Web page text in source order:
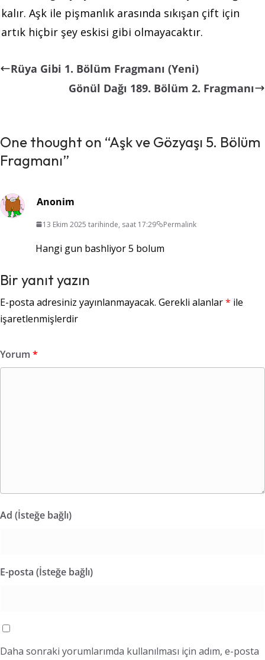
kalır. Aşk ile pişmanlık arasında sıkışan çift için
artık hiçbir şey eskisi gibi olmayacaktır.
Rüya Gibi 1. Bölüm Fragmanı (Yeni)
Gönül Dağı 189. Bölüm 2. Fragmanı
One thought on “Aşk ve Gözyaşı 5. Bölüm
Fragmanı”
Anonim
13 Ekim 2025 tarihinde, saat 17:29 Permalink
Hangi gun bashliyor 5 bolum
Bir yanıt yazın
E-posta adresiniz yayınlanmayacak. Gerekli alanlar* ile
işaretlenmişlerdir
Yorum *
Ad (İsteğe bağlı)
E-posta (İsteğe bağlı)
Daha sonraki yorumlarımda kullanılması için adım, e-posta